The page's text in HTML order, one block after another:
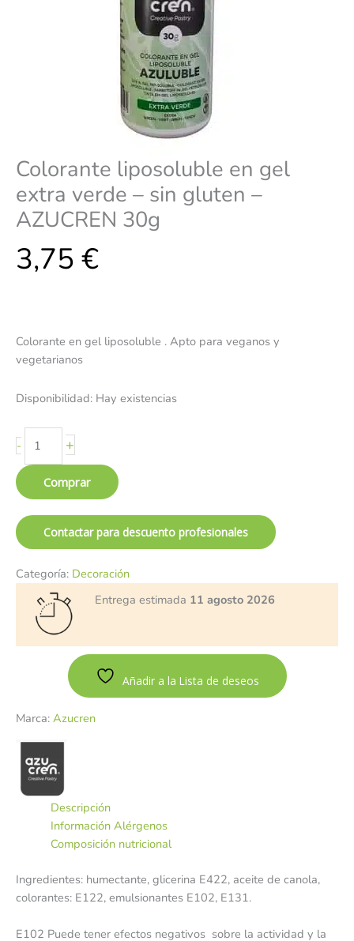
Colorante liposoluble en gel
extra verde – sin gluten –
AZUCREN 30g
3,75 €
Colorante en gel liposoluble . Apto para veganos y
vegetarianos
Disponibilidad: Hay existencias
- +
Comprar
Contactar para descuento profesionales
Categoría: Decoración
Entrega estimada 11 agosto 2026
Añadir a la Lista de deseos
Marca: Azucren
Descripción
Información Alérgenos
Composición nutricional
Ingredientes: humectante, glicerina E422, aceite de canola,
colorantes: E122, emulsionantes E102, E131.
E102 Puede tener efectos negativos sobre la actividad y la